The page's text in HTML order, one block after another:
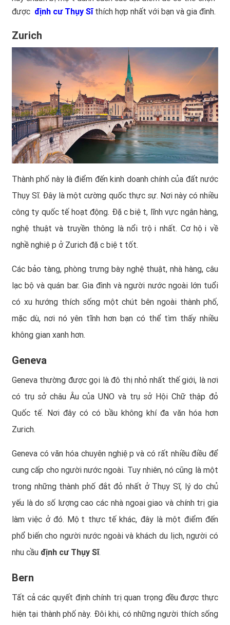
được định cư Thụy Sĩthích hợp nhất với bạn và gia đình.
Zurich
Thành phố này là điểm đến kinh doanh chính của đất nước
Thụy Sĩ. Đây là một cường quốc thực sự. Nơi này có nhiều
công ty quốc tế hoạt động. Đặc biệt, lĩnh vực ngân hàng,
nghệ thuật và truyền thông là nổi trội nhất. Cơ hội về
nghề nghiệp ở Zurich đặc biệt tốt.
Các bảo tàng, phòng trưng bày nghệ thuật, nhà hàng, câu
lạc bộ và quán bar. Gia đình và người nước ngoài lớn tuổi
có xu hướng thích sống một chút bên ngoài thành phố,
mặc dù, nơi nó yên tĩnh hơn bạn có thể tìm thấy nhiều
không gian xanh hơn.
Geneva
Geneva thường được gọi là đô thị nhỏ nhất thế giới, là nơi
có trụ sở châu Âu của UNO và trụ sở Hội Chữ thập đỏ
Quốc tế. Nơi đây có có bầu không khí đa văn hóa hơn
Zurich.
Geneva có văn hóa chuyên nghiệp và có rất nhiều điều để
cung cấp cho người nước ngoài. Tuy nhiên, nó cũng là một
trong những thành phố đắt đỏ nhất ở Thụy Sĩ, lý do chủ
yếu là do số lượng cao các nhà ngoại giao và chính trị gia
làm việc ở đó. Một thực tế khác, đây là một điểm đến
phổ biến cho người nước ngoài và khách du lịch, người có
nhu cầu định cư Thụy Sĩ.
Bern
Tất cả các quyết định chính trị quan trọng đều được thực
hiện tại thành phố này. Đôi khi, có những người thích sống